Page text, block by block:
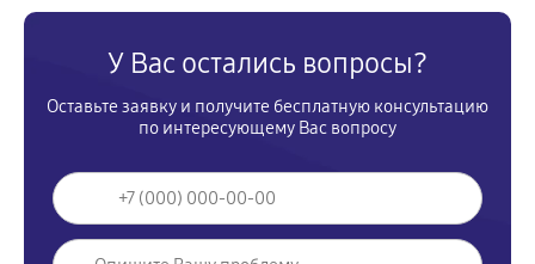
У Вас остались вопросы?
Оставьте заявку и получите бесплатную консультацию
по интересующему Вас вопросу